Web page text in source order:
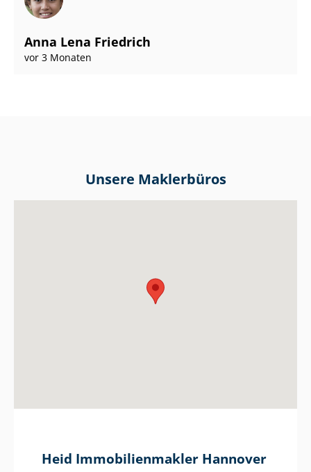
Anna Lena Friedrich
vor 3 Monaten
Unsere Maklerbüros
Heid Im­mo­bi­li­en­mak­ler Hannover